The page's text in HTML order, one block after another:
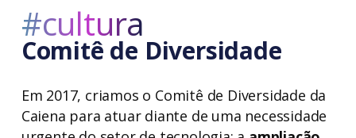
#cultura
Comitê de Diversidade
Em 2017, criamos o Comitê de Diversidade da
Caiena para atuar diante de uma necessidade